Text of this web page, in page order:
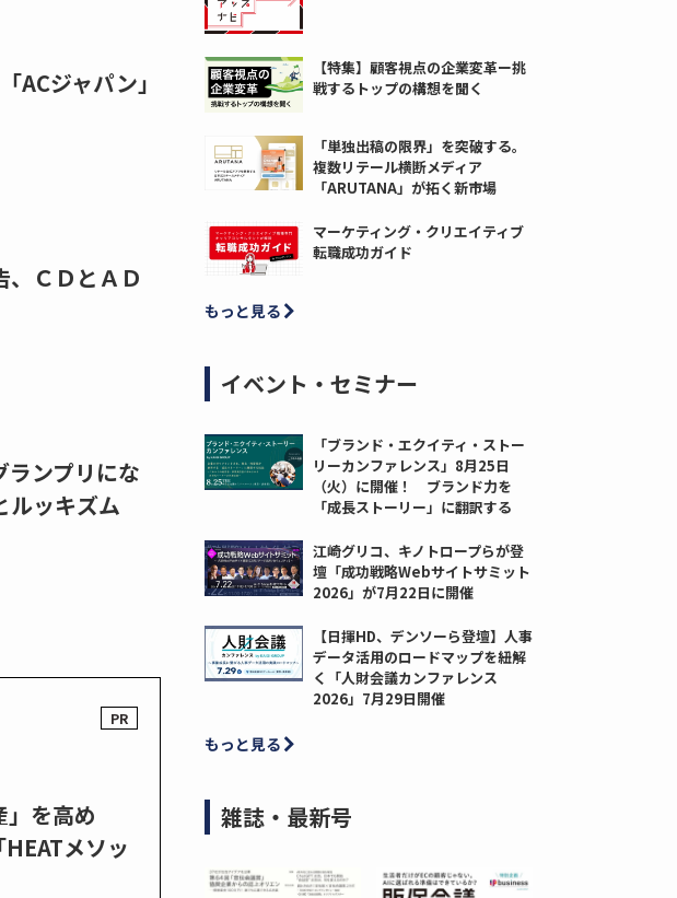
ACジャパン」
、ＣＤとＡＤ
ランプリにな
ルッキズム
を高め
メソッ
【特集】顧客視点の企業変革ー挑
戦するトップの構想を聞く
「単独出稿の限界」を突破する。
複数リテール横断メディア
「ARUTANA」が拓く新市場
マーケティング・クリエイティブ
転職成功ガイド
もっと見る
イベント・セミナー
「ブランド・エクイティ・ストー
リーカンファレンス」8月25日
（火）に開催！ ブランド力を
「成長ストーリー」に翻訳する
江崎グリコ、キノトロープらが登
壇「成功戦略Webサイトサミット
2026」が7月22日に開催
【日揮HD、デンソーら登壇】人事
データ活用のロードマップを紐解
く「人財会議カンファレンス
2026」7月29日開催
もっと見る
雑誌・最新号